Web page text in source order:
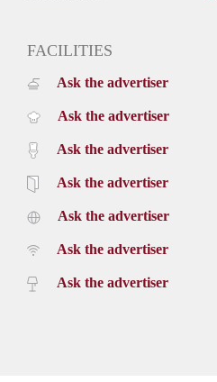
FACILITIES
Ask the advertiser
Ask the advertiser
Ask the advertiser
Ask the advertiser
Ask the advertiser
Ask the advertiser
Ask the advertiser